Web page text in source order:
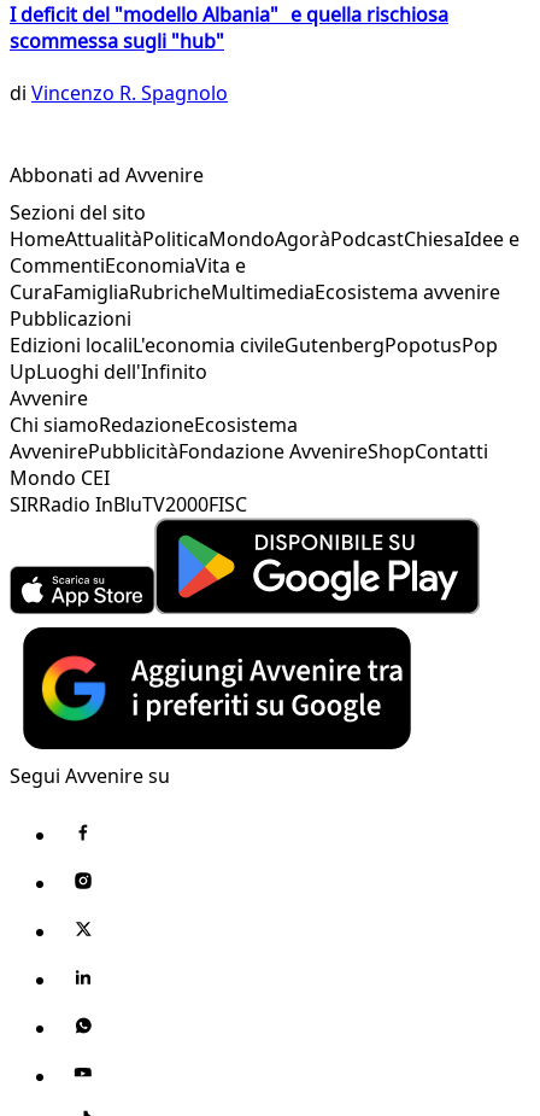
I deficit del "modello Albania" e quella rischiosa
scommessa sugli "hub"
di Vincenzo R. Spagnolo
Abbonati ad Avvenire
Sezioni del sito
HomeAttualitàPoliticaMondoAgoràPodcastChiesaIdee e
CommentiEconomiaVita e
CuraFamigliaRubricheMultimediaEcosistema avvenire
Pubblicazioni
Edizioni localiL'economia civileGutenbergPopotusPop
UpLuoghi dell'Infinito
Avvenire
Chi siamoRedazioneEcosistema
AvvenirePubblicitàFondazione AvvenireShopContatti
Mondo CEI
SIRRadio InBluTV2000FISC
Segui Avvenire su